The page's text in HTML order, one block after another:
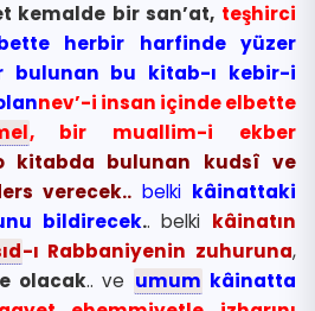
kemalde bir san’at, teşhirci
herbir harfinde yüzer
bulunan bu kitab-ı kebir-i
nev’-i insan içinde elbette
, bir muallim-i ekber
kitabda bulunan kudsî ve
verecek.. belki kâinattaki
bildirecek.. belki kâinatın
-ı Rabbaniyenin zuhuruna,
olacak.. ve umum kâinatta